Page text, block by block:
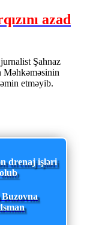
azad
Şahnaz
Məhkəməsinin
etməyib.
drenaj işləri